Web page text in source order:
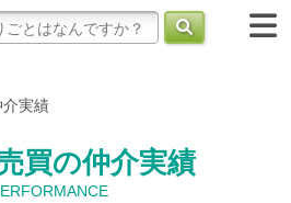
実績
買の仲介実績